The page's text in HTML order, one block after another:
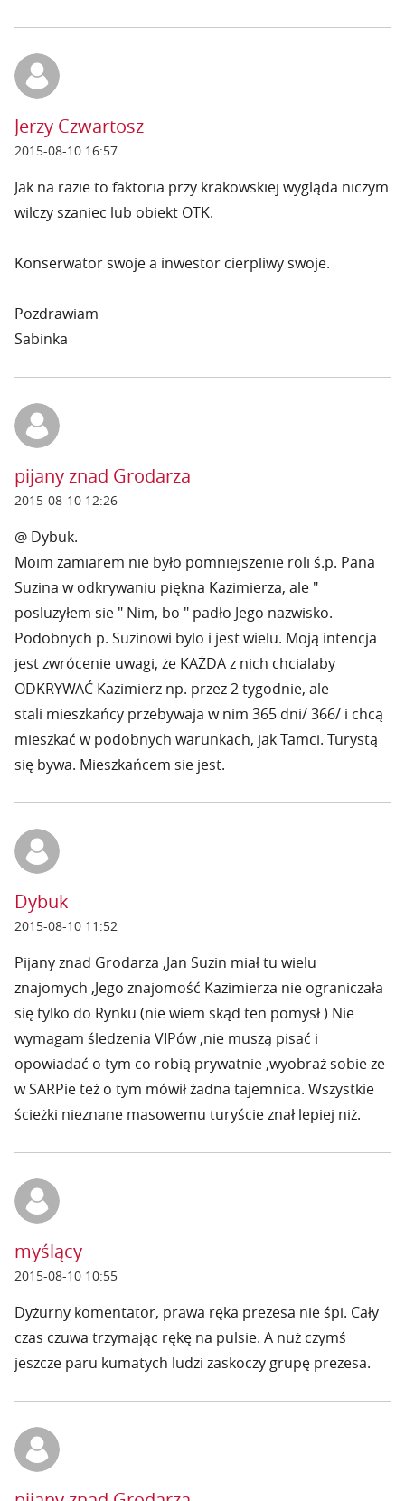
Jerzy Czwartosz
2015-08-10 16:57
Jak na razie to faktoria przy krakowskiej wygląda niczym
wilczy szaniec lub obiekt OTK.
Konserwator swoje a inwestor cierpliwy swoje.
Pozdrawiam
Sabinka
pijany znad Grodarza
2015-08-10 12:26
@ Dybuk.
Moim zamiarem nie było pomniejszenie roli ś.p. Pana
Suzina w odkrywaniu piękna Kazimierza, ale "
posluzyłem sie " Nim, bo " padło Jego nazwisko.
Podobnych p. Suzinowi bylo i jest wielu. Moją intencja
jest zwrócenie uwagi, że KAŻDA z nich chcialaby
ODKRYWAĆ Kazimierz np. przez 2 tygodnie, ale
stali mieszkańcy przebywaja w nim 365 dni/ 366/ i chcą
mieszkać w podobnych warunkach, jak Tamci. Turystą
się bywa. Mieszkańcem sie jest.
Dybuk
2015-08-10 11:52
Pijany znad Grodarza ,Jan Suzin miał tu wielu
znajomych ,Jego znajomość Kazimierza nie ograniczała
się tylko do Rynku (nie wiem skąd ten pomysł ) Nie
wymagam śledzenia VIPów ,nie muszą pisać i
opowiadać o tym co robią prywatnie ,wyobraż sobie ze
w SARPie też o tym mówił żadna tajemnica. Wszystkie
ścieżki nieznane masowemu turyście znał lepiej niż.
myślący
2015-08-10 10:55
Dyżurny komentator, prawa ręka prezesa nie śpi. Cały
czas czuwa trzymając rękę na pulsie. A nuż czymś
jeszcze paru kumatych ludzi zaskoczy grupę prezesa.